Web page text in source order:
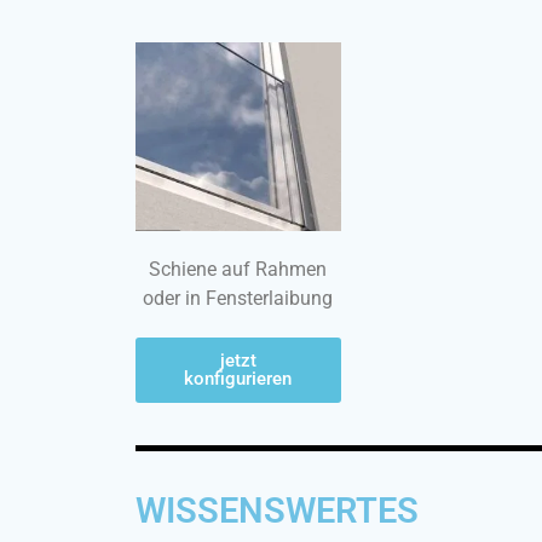
Schiene auf Rahmen
oder in Fensterlaibung
jetzt
konfigurieren
WISSENSWERTES